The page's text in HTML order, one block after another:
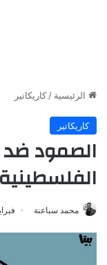
الرئيسية / كاريكاتير
كاريكاتير
الصمود ضد
الفلسطينية
محمد سباعنة فبراير 12,